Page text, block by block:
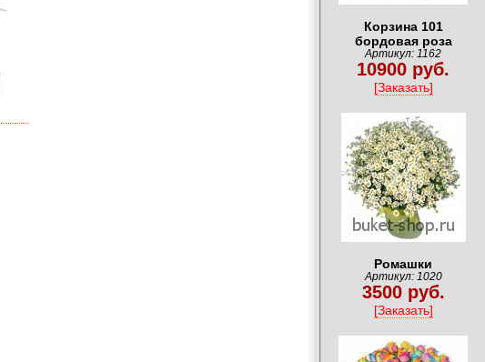
Корзина 101
бордовая роза
Артикул: 1162
10900 руб.
[Заказать]
Ромашки
Артикул: 1020
3500 руб.
[Заказать]